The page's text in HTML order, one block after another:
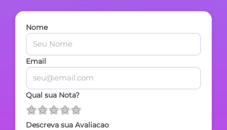
Nome
Email
Qual sua Nota?
★★★★★
Descreva sua Avaliacao